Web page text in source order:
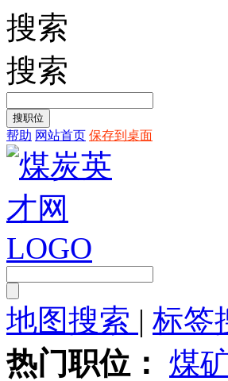
搜索
搜索
帮助 网站首页 保存到桌面
地图搜索 | 标签
热门职位： 煤